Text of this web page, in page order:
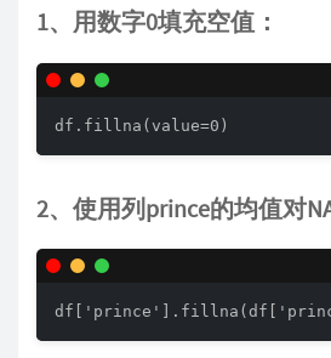
1、用数字0填充空值：
df.fillna(value=0)
2、使用列prince的均值对